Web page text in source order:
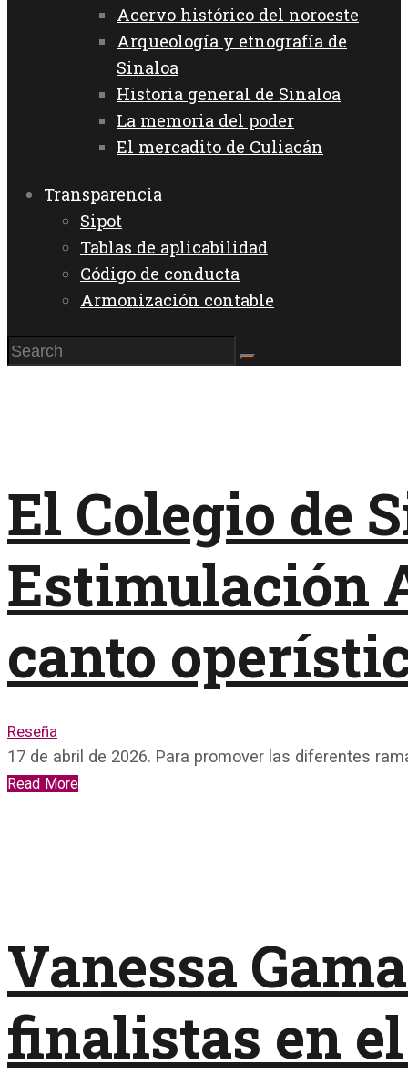
Acervo histórico del noroeste
Arqueología y etnografía de
Sinaloa
Historia general de Sinaloa
La memoria del poder
El mercadito de Culiacán
Transparencia
Sipot
Tablas de aplicabilidad
Código de conducta
Armonización contable
El Colegio de
Estimulación
canto
Reseña
17 de abril de 2026. Para promover las diferentes
Read More
Vanessa
finalistas en